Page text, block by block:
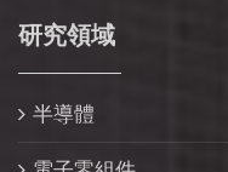
研究領域
半導體